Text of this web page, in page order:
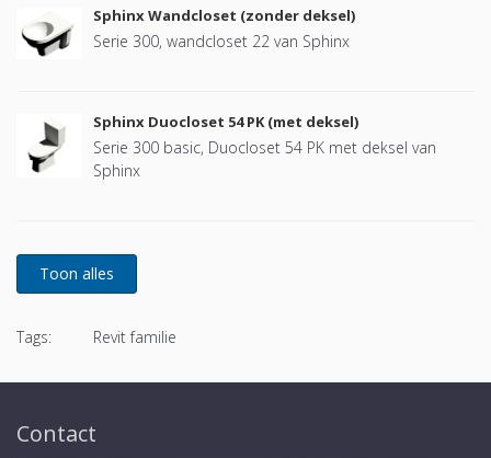
Sphinx Wandcloset (zonder deksel)
Serie 300, wandcloset 22 van Sphinx
Sphinx Duocloset 54 PK (met deksel)
Serie 300 basic, Duocloset 54 PK met deksel van
Sphinx
Tags: Revit familie
Contact